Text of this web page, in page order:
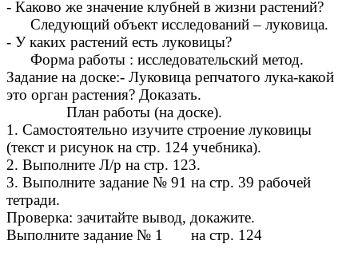
- Каково же значение клубней в жизни растений?
Следующий объект исследований – луковица.
- У каких растений есть луковицы?
Форма работы : исследовательский метод.
Задание на доске:- Луковица репчатого лука-какой
это орган растения? Доказать.
План работы (на доске).
1. Самостоятельно изучите строение луковицы
(текст и рисунок на стр. 124 учебника).
2. Выполните Л/р на стр. 123.
3. Выполните задание № 91 на стр. 39 рабочей
тетради.
Проверка: зачитайте вывод, докажите.
Выполните задание № 1 на стр. 124